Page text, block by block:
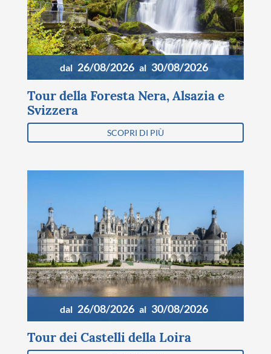
dal 26/08/2026 al 30/08/2026
Tour della Foresta Nera, Alsazia e
Svizzera
SCOPRI DI PIÙ
dal 26/08/2026 al 30/08/2026
Tour dei Castelli della Loira